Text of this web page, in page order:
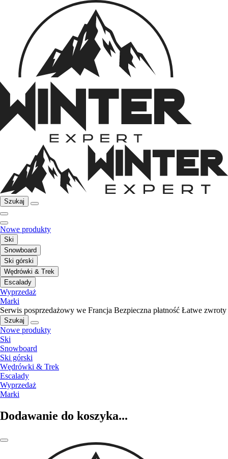
Szukaj
Nowe produkty
Ski
Snowboard
Ski górski
Wędrówki & Trek
Escalady
Wyprzedaż
Marki
Serwis posprzedażowy we Francja Bezpieczna płatność Łatwe zwroty
Szukaj
Nowe produkty
Ski
Snowboard
Ski górski
Wędrówki & Trek
Escalady
Wyprzedaż
Marki
Dodawanie do koszyka...